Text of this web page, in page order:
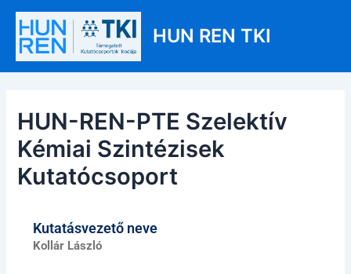
Skip
content
HUN REN TKI
HUN-REN-PTE Szelektív
Kémiai Szintézisek
Kutatócsoport
Kutatásvezető neve
Kollár László
Post
navigation